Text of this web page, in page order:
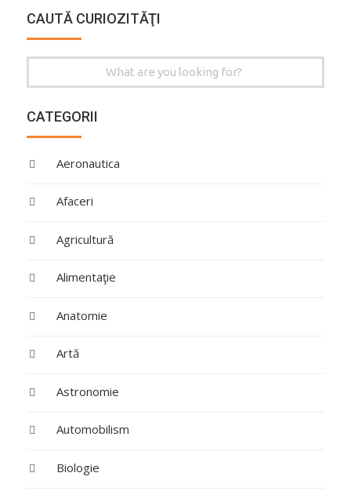
CAUTĂ CURIOZITĂŢI
for:
CATEGORII
Aeronautica
Afaceri
Agricultură
Alimentaţie
Anatomie
Artă
Astronomie
Automobilism
Biologie